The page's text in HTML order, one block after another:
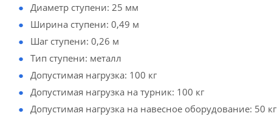
Диаметр ступени: 25 мм
Ширина ступени: 0,49 м
Шаг ступени: 0,26 м
Тип ступени: металл
Допустимая нагрузка: 100 кг
Допустимая нагрузка на турник: 100 кг
Допустимая нагрузка на навесное оборудование: 50 кг